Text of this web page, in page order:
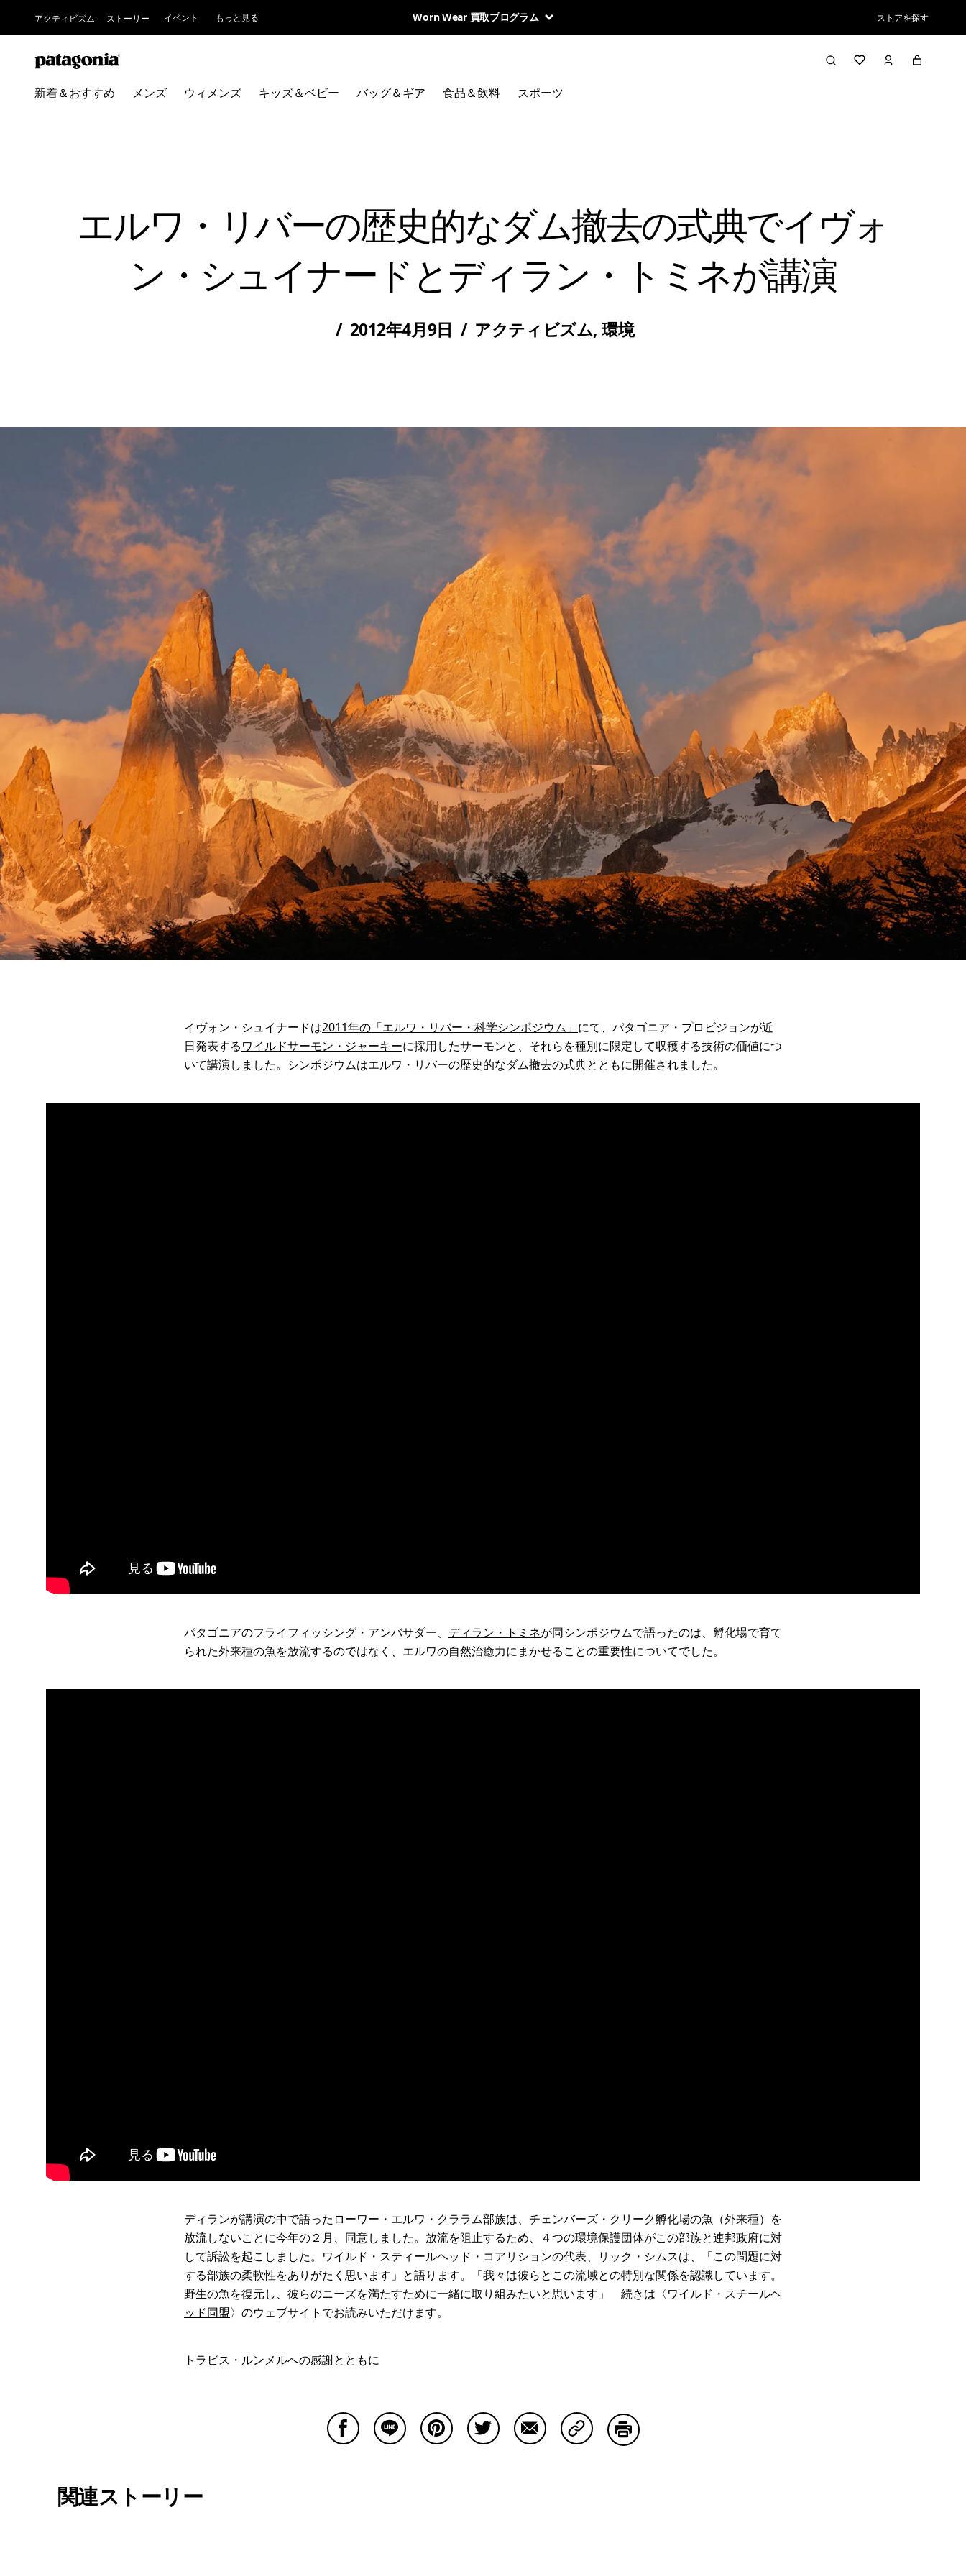
アクティビズム ストーリー イベント もっと見る Worn Wear 買取プログラム ストアを探す
新着＆おすすめ メンズ ウィメンズ キッズ＆ベビー バッグ＆ギア 食品＆飲料 スポーツ
エルワ・リバーの歴史的なダム撤去の式典でイヴォ
ン・シュイナードとディラン・トミネが講演
/ 2012年4月9日 / アクティビズム,環境
イヴォン・シュイナードは2011年の「エルワ・リバー・科学シンポジウム」 にて、パタゴニア・プロビジョンが近
日発表するワイルドサーモン・ジャーキーに採用したサーモンと、それらを種別に限定して収穫する技術の価値につ
いて講演しました。シンポジウムはエルワ・リバーの歴史的なダム撤去の式典とともに開催されました。
パタゴニアのフライフィッシング・アンバサダー、 ディラン・トミネが同シンポジウムで語ったのは、孵化場で育て
られた外来種の魚を放流するのではなく、エルワの自然治癒力にまかせることの重要性についてでした。
ディランが講演の中で語ったローワー・エルワ・クララム部族は、チェンバーズ・クリーク孵化場の魚（外来種）を
放流しないことに今年の２月、同意しました。放流を阻止するため、４つの環境保護団体がこの部族と連邦政府に対
して訴訟を起こしました。ワイルド・スティールヘッド・コアリションの代表、リック・シムスは、「この問題に対
する部族の柔軟性をありがたく思います」と語ります。「我々は彼らとこの流域との特別な関係を認識しています。
野生の魚を復元し、彼らのニーズを満たすために一緒に取り組みたいと思います」 続きは〈ワイルド・スチールヘ
ッド同盟〉のウェブサイトでお読みいただけます。
トラビス・ルンメルへの感謝とともに
関連ストーリー